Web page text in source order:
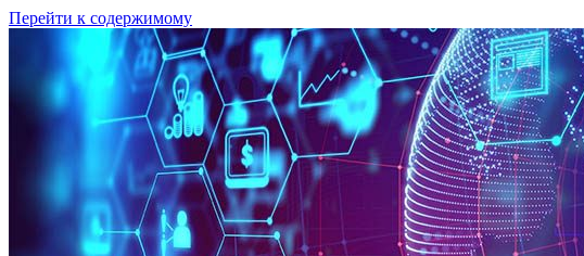
Перейти к содержимому